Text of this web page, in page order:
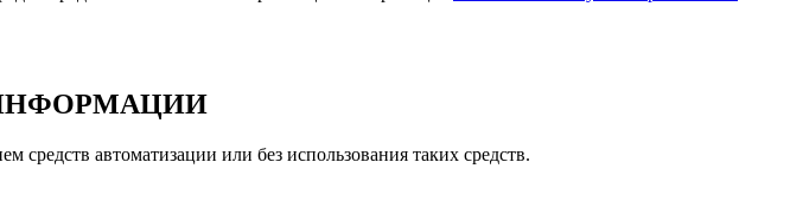
автоматизации или без использования таких средств.